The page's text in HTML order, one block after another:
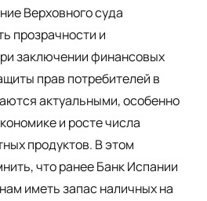
Верховного суда
прозрачности и
заключении финансовых
прав потребителей в
актуальными, особенно
и росте числа
продуктов. В этом
что ранее Банк Испании
иметь запас наличных на